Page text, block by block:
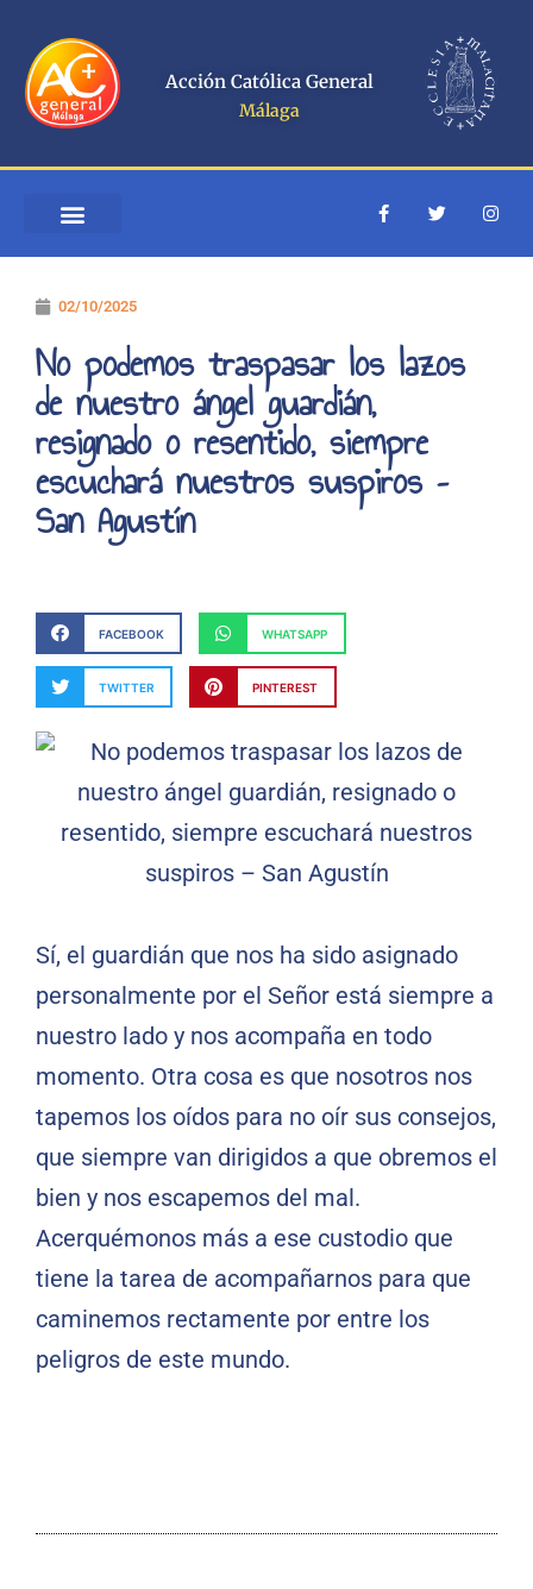
contenido
Acción Católica General
Málaga
F
a
e
f
T
w
t
I
n
t
02/10/2025
No podemos traspasar los lazos
de nuestro ángel guardián,
resignado o resentido, siempre
escuchará nuestros suspiros –
San Agustín
FACEBOOK WHATSAPP
TWITTER PINTEREST
Sí, el guardián que nos ha sido asignado
personalmente por el Señor está siempre a
nuestro lado y nos acompaña en todo
momento. Otra cosa es que nosotros nos
tapemos los oídos para no oír sus consejos,
que siempre van dirigidos a que obremos el
bien y nos escapemos del mal.
Acerquémonos más a ese custodio que
tiene la tarea de acompañarnos para que
caminemos rectamente por entre los
peligros de este mundo.